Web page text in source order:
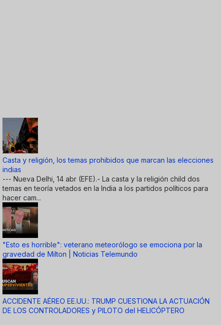
Casta y religión, los temas prohibidos que marcan las elecciones
indias
--- Nueva Delhi, 14 abr (EFE).- La casta y la religión child dos
temas en teoría vetados en la India a los partidos políticos para
hacer cam...
"Esto es horrible": veterano meteorólogo se emociona por la
gravedad de Milton | Noticias Telemundo
ACCIDENTE AÉREO EE.UU.: TRUMP CUESTIONA LA ACTUACIÓN
DE LOS CONTROLADORES y PILOTO del HELICÓPTERO